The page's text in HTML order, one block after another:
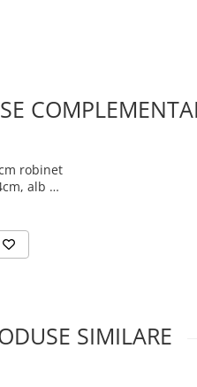
robinet
alb |
SIMILARE